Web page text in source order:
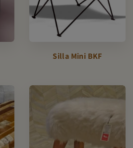
Silla Mini BKF